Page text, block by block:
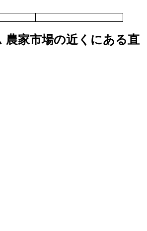
農家市場の近くにある直